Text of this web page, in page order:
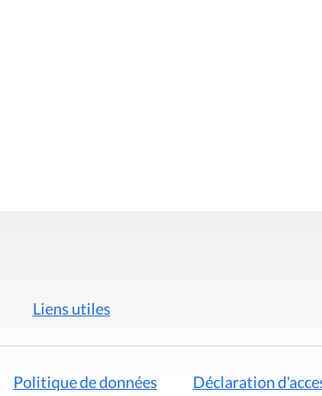
Liens utiles
Politique de données Déclaration